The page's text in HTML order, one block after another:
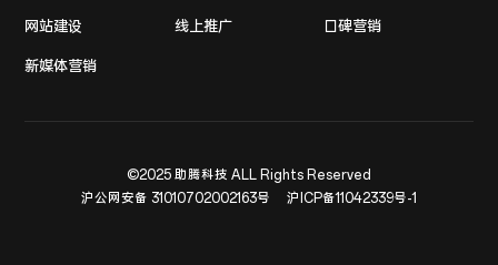
网站建设 线上推广 口碑营销
新媒体营销
©2025 助腾科技 ALL Rights Reserved
沪公网安备 31010702002163号
沪ICP备11042339号-1